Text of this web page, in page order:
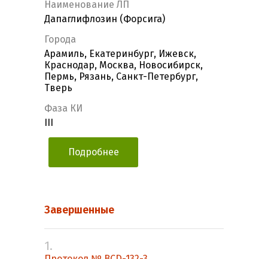
Наименование ЛП
Дапаглифлозин (Форсига)
Города
Арамиль, Екатеринбург, Ижевск,
Краснодар, Москва, Новосибирск,
Пермь, Рязань, Санкт-Петербург,
Тверь
Фаза КИ
Подробнее
Завершенные
1.